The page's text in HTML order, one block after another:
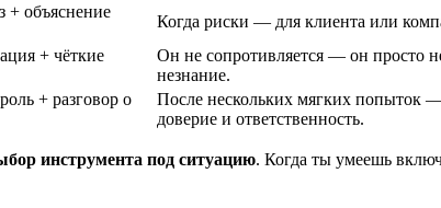
+ объяснение
Когда риски — для клиента или
+ чёткие
Он не сопротивляется — он просто
незнание.
+ разговор о
После нескольких мягких попыток
доверие и ответственность.
инструмента под ситуацию. Когда ты умеешь